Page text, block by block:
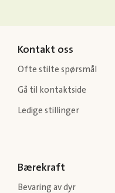
Kontakt oss
Ofte stilte spørsmål
Gå til kontaktside
Ledige stillinger
Bærekraft
Bevaring av dyr